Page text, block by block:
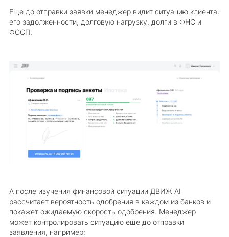
Еще до отправки заявки менеджер видит ситуацию клиента:
его задолженности, долговую нагрузку, долги в ФНС и
ФССП.
А после изучения финансовой ситуации ДВИЖ AI
рассчитает вероятность одобрения в каждом из банков и
покажет ожидаемую скорость одобрения. Менеджер
может контролировать ситуацию еще до отправки
заявления, например: